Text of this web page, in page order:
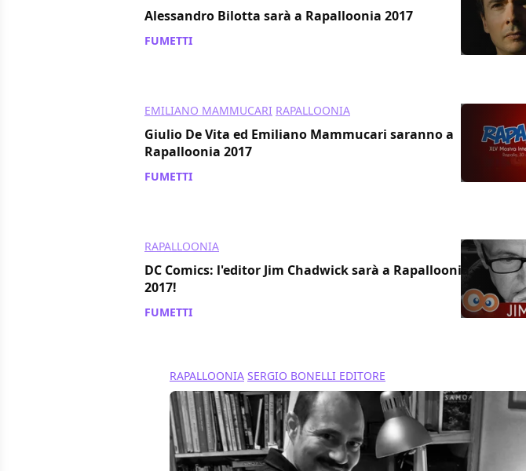
Alessandro Bilotta sarà a Rapalloonia 2017
FUMETTI
EMILIANO MAMMUCARI RAPALLOONIA
Giulio De Vita ed Emiliano Mammucari saranno a
Rapalloonia 2017
FUMETTI
RAPALLOONIA
DC Comics: l'editor Jim Chadwick sarà a Rapalloonia
2017!
FUMETTI
RAPALLOONIA SERGIO BONELLI EDITORE